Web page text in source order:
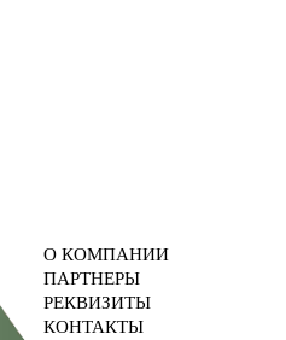
О КОМПАНИИ
ПАРТНЕРЫ
РЕКВИЗИТЫ
КОНТАКТЫ